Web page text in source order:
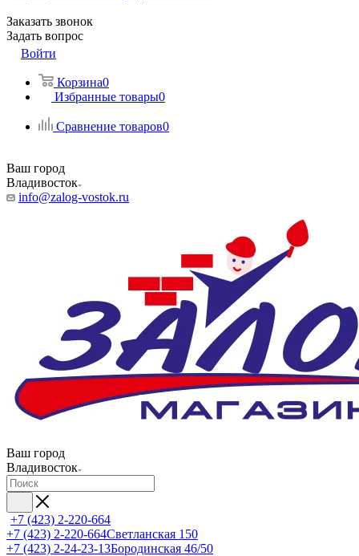
Заказать звонок
Задать вопрос
Войти
Корзина0
Избранные товары0
Сравнение товаров0
Ваш город
Владивосток
info@zalog-vostok.ru
Ваш город
Владивосток
+7 (423) 2-220-664
+7 (423) 2-220-664Светланская 150
+7 (423) 2-24-23-13Бородинская 46/50